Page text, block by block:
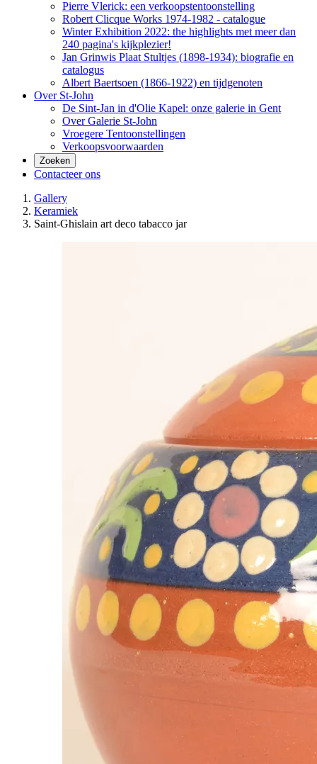
Pierre Vlerick: een verkoopstentoonstelling
Robert Clicque Works 1974-1982 - catalogue
Winter Exhibition 2022: the highlights met meer dan
240 pagina's kijkplezier!
Jan Grinwis Plaat Stultjes (1898-1934): biografie en
catalogus
Albert Baertsoen (1866-1922) en tijdgenoten
Over St-John
De Sint-Jan in d'Olie Kapel: onze galerie in Gent
Over Galerie St-John
Vroegere Tentoonstellingen
Verkoopsvoorwaarden
Zoeken
Contacteer ons
Gallery
Keramiek
Saint-Ghislain art deco tabacco jar